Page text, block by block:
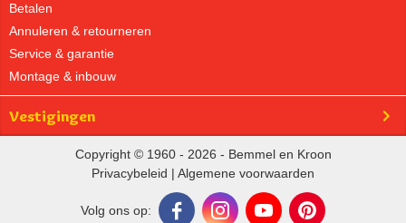
Betalen
Annuleren & retourneren
Service & garantie
Montage & inbouw
Vestigingen
Copyright © 1960 - 2026 - Bemmel en Kroon
Privacybeleid | Algemene voorwaarden
Volg ons op: